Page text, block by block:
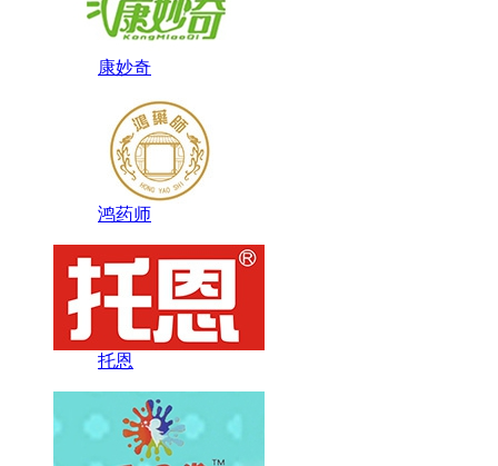
康妙奇
鸿药师
托恩